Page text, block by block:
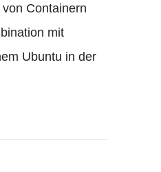
Containern
mit
Ubuntu in der